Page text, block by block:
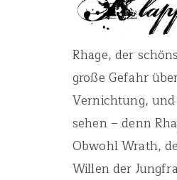
Rhage, der
große Gefahr
Vernichtung,
sehen – denn
Obwohl Wrath,
Willen der